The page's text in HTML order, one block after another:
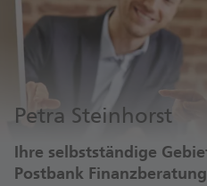
Petra Steinhorst
Ihre selbstständige
Postbank